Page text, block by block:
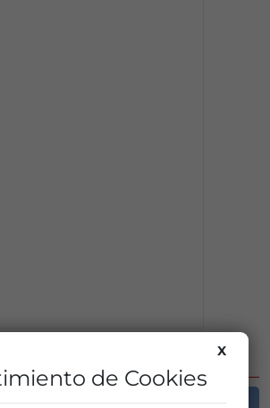
X
de Cookies